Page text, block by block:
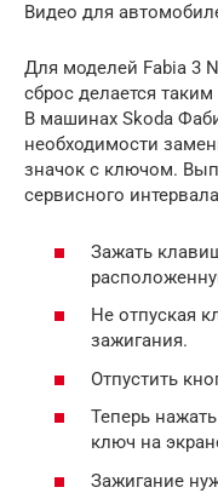
Видео для
Для моделей Fabia 3
сброс делается
В машинах Skoda
необходимости
значок с ключом.
сервисного
Зажать
Не отпуская
зажигания.
Отпустить
Теперь
ключ на
Зажигание